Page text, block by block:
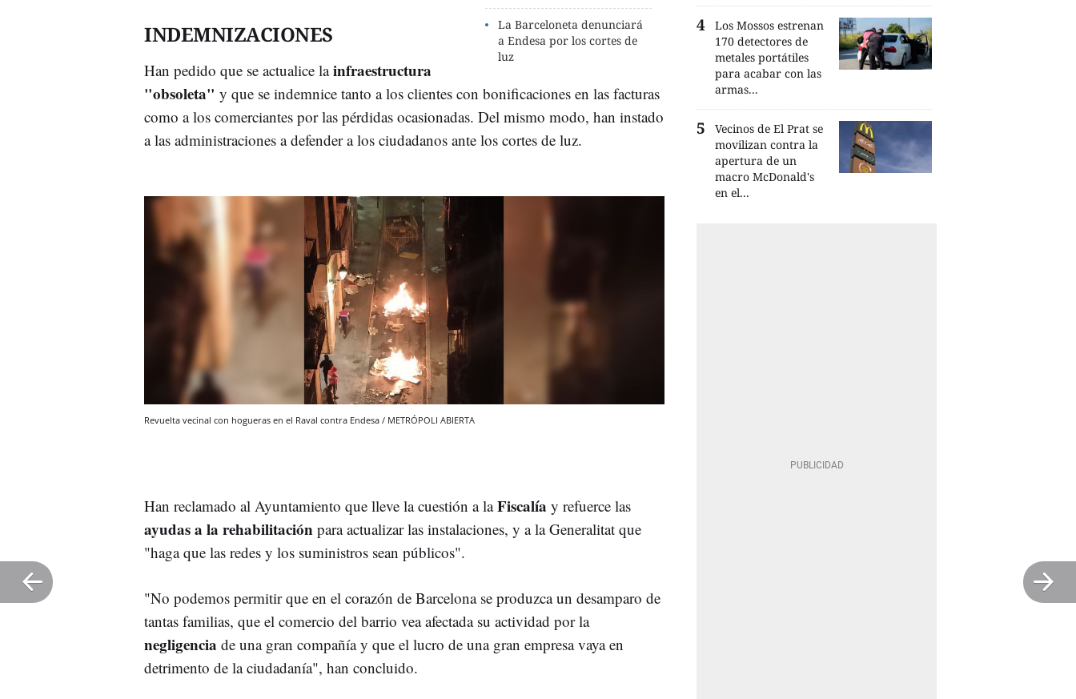
La Barceloneta denunciará
a Endesa por los cortes de
luz
INDEMNIZACIONES
Han pedido que se actualice lainfraestructura
"obsoleta" y que se indemnice tanto a los clientes con bonificaciones en las facturas
como a los comerciantes por las pérdidas ocasionadas. Del mismo modo, han instado
a las administraciones a defender a los ciudadanos ante los cortes de luz.
Revuelta vecinal con hogueras en el Raval contra Endesa / METRÓPOLI ABIERTA
Han reclamado al Ayuntamiento que lleve la cuestión a laFiscalía y refuerce las
ayudas a la rehabilitación para actualizar las instalaciones, y a la Generalitat que
"haga que las redes y los suministros sean públicos".
"No podemos permitir que en el corazón de Barcelona se produzca un desamparo de
tantas familias, que el comercio del barrio vea afectada su actividad por la
negligencia de una gran compañía y que el lucro de una gran empresa vaya en
detrimento de la ciudadanía", han concluido.
Los Mossos estrenan
170 detectores de
metales portátiles
para acabar con las
armas...
Vecinos de El Prat se
movilizan contra la
apertura de un
macro McDonald's
en el...